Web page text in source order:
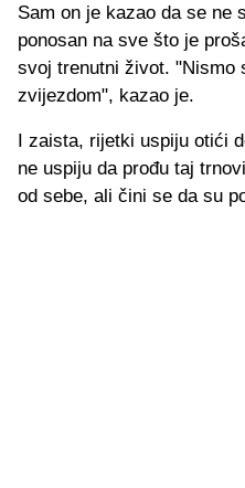
Sam on je kazao da se ne
ponosan na sve što je
svoj trenutni život. "Nismo
zvijezdom", kazao je.
I zaista, rijetki uspiju otići
ne uspiju da prođu taj
od sebe, ali čini se da su